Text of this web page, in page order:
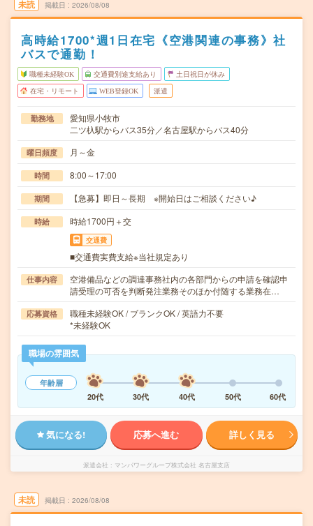
未読 掲載日 2026/08/08
高時給1700*週1日在宅《空港関連の事務》社
バスで通勤！
職種未経験OK 交通費別途支給あり 土日祝日が休み
在宅・リモート WEB登録OK 派遣
勤務地
愛知県小牧市
二ツ杁駅からバス35分／名古屋駅からバス40分
曜日頻度 月～金
時間 8:00～17:00
期間 【急募】即日～長期 ※開始日はご相談ください♪
時給 時給1700円＋交
交通費
■交通費実費支給※当社規定あり
仕事内容
空港備品などの調達事務社内の各部門からの申請を確認申
請受理の可否を判断発注業務そのほか付随する業務在…
応募資格
職種未経験OK / ブランクOK / 英語力不要
*未経験OK
職場の雰囲気
年齢層
20代
30代 40代 50代 60代
気になる! 応募へ進む 詳しく見る
派遣会社 マンパワーグループ株式会社 名古屋支店
未読 掲載日 2026/08/08